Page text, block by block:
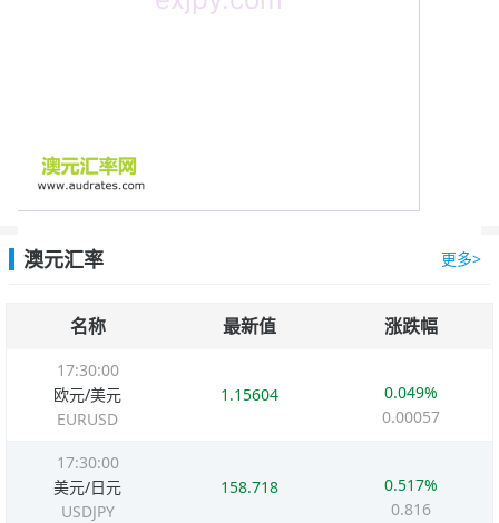
澳元汇率 更多>
名称 最新值 涨跌幅
17:30:00
欧元/美元
EURUSD
1.15604
0.049%
0.00057
17:30:00
美元/日元
USDJPY
158.718
0.517%
0.816